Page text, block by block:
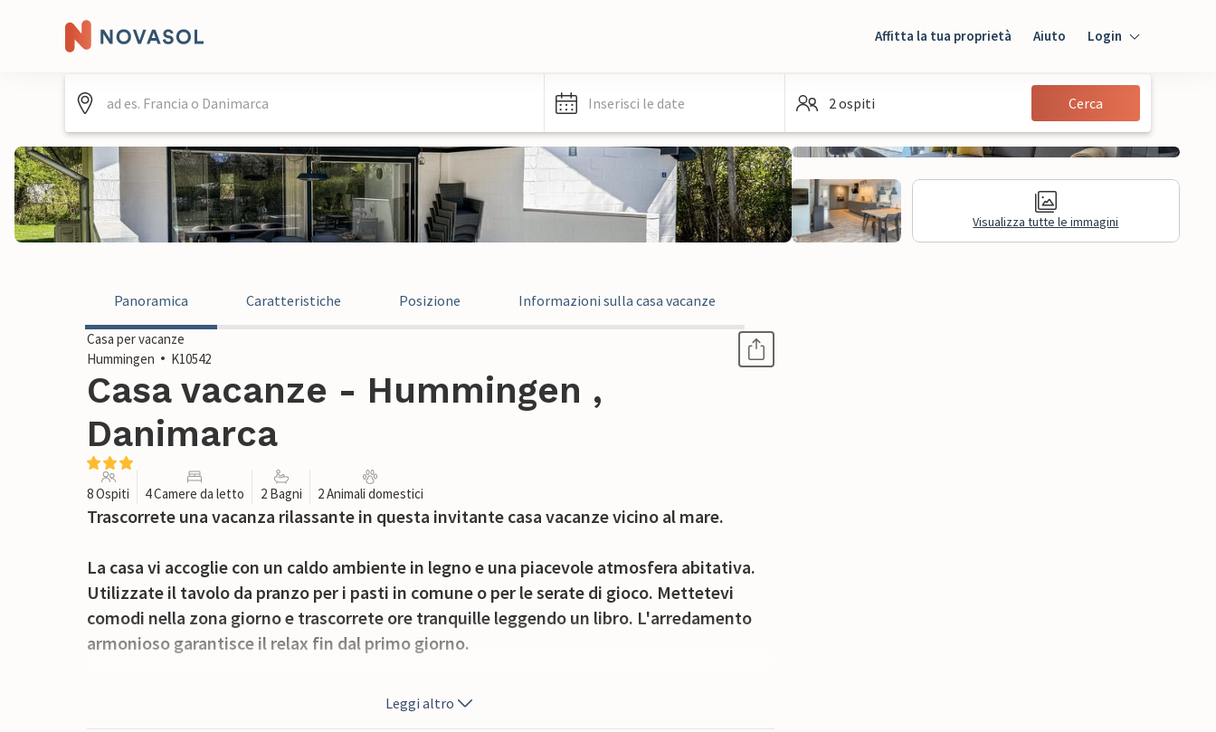
Affitta la tua proprietà Aiuto Login
Ospiti
Inserisci le date 2 ospiti Cerca
Visualizza tutte le immagini
Panoramica Caratteristiche Posizione Informazioni sulla casa vacanze
Casa per vacanze
Hummingen
K10542
Casa vacanze - Hummingen ,
Danimarca
8 Ospiti 4 Camere da letto 2 Bagni 2 Animali domestici
Trascorrete una vacanza rilassante in questa invitante casa vacanze vicino al mare.
La casa vi accoglie con un caldo ambiente in legno e una piacevole atmosfera abitativa.
Utilizzate il tavolo da pranzo per i pasti in comune o per le serate di gioco. Mettetevi
comodi nella zona giorno e trascorrete ore tranquille leggendo un libro. L'arredamento
armonioso garantisce il relax fin dal primo giorno.
Uscite sulla spaziosa terrazza e godetevi le ore di relax all'aperto. Appoggiatevi ai mobili
da giardino, nell'area coperta o all'aperto, mentre i vostri bambini scivolano felici o
Leggi altro